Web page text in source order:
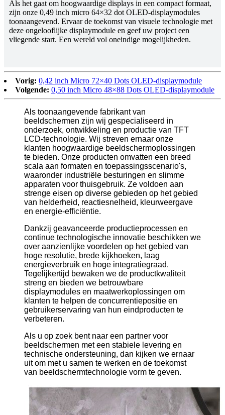
Als het gaat om hoogwaardige displays in een compact formaat,
zijn onze 0,49 inch micro 64×32 dot OLED-displaymodules
toonaangevend. Ervaar de toekomst van visuele technologie met
deze ongelooflijke displaymodule en geef uw project een
vliegende start. Een wereld vol oneindige mogelijkheden.
Vorig: 0,42 inch Micro 72×40 Dots OLED-displaymodule
Volgende: 0,50 inch Micro 48×88 Dots OLED-displaymodule
Als toonaangevende fabrikant van
beeldschermen zijn wij gespecialiseerd in
onderzoek, ontwikkeling en productie van TFT
LCD-technologie. Wij streven ernaar onze
klanten hoogwaardige beeldschermoplossingen
te bieden. Onze producten omvatten een breed
scala aan formaten en toepassingsscenario's,
waaronder industriële besturingen en slimme
apparaten voor thuisgebruik. Ze voldoen aan
strenge eisen op diverse gebieden op het gebied
van helderheid, reactiesnelheid, kleurweergave
en energie-efficiëntie.
Dankzij geavanceerde productieprocessen en
continue technologische innovatie beschikken we
over aanzienlijke voordelen op het gebied van
hoge resolutie, brede kijkhoeken, laag
energieverbruik en hoge integratiegraad.
Tegelijkertijd bewaken we de productkwaliteit
streng en bieden we betrouwbare
displaymodules en maatwerkoplossingen om
klanten te helpen de concurrentiepositie en
gebruikerservaring van hun eindproducten te
verbeteren.
Als u op zoek bent naar een partner voor
beeldschermen met een stabiele levering en
technische ondersteuning, dan kijken we ernaar
uit om met u samen te werken en de toekomst
van beeldschermtechnologie vorm te geven.